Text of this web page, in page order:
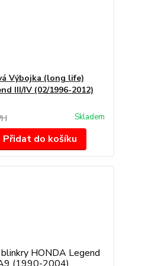
Výbojka (long life)
III/IV (02/1996-2012)
Skladem
Přidat do košíku